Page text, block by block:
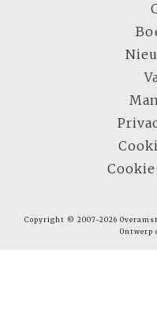
Copyright © 2007-2026
Ontwerp